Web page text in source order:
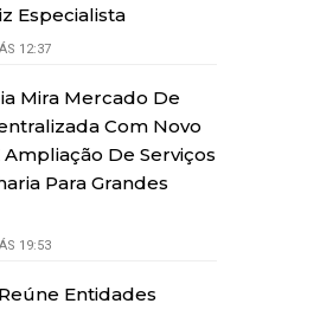
Especialista
12:37
Mira Mercado De
Com Novo
De Serviços
Para Grandes
19:53
Entidades